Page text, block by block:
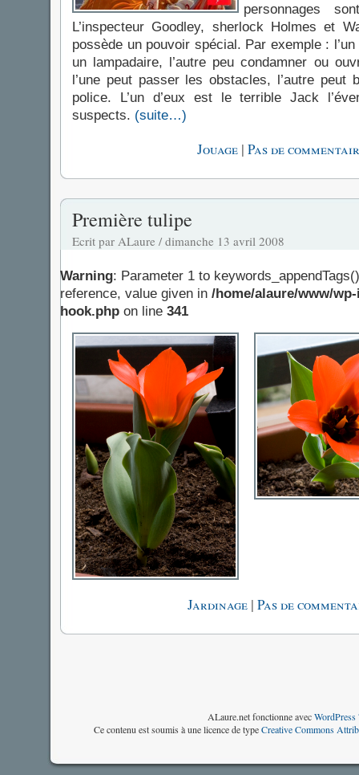
personnages
L’inspecteur Goodley, sherlock Holmes et
possède un pouvoir spécial. Par exemple :
un lampadaire, l’autre peu condamner ou
l’une peut passer les obstacles, l’autre peut
police. L’un d’eux est le terrible Jack
suspects. (suite…)
Jouage | Pas de
Première tulipe
Ecrit par ALaure / dimanche 13 avril 2008
Warning: Parameter 1 to
reference, value given in /home/alaure/www/
hook.php on line 341
Jardinage | Pas de
ALaure.net fonctionne avecWordPress
Ce contenu est soumis à une licence de typeCreative Commons